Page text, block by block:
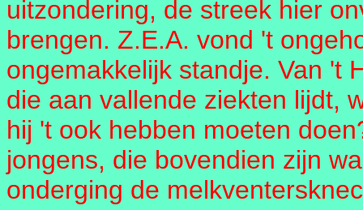
uitzondering, de streek hier
brengen. Z.E.A. vond 't
ongemakkelijk standje. Van 't
die aan vallende ziekten lijdt,
hij 't ook hebben moeten
jongens, die bovendien zijn
onderging de